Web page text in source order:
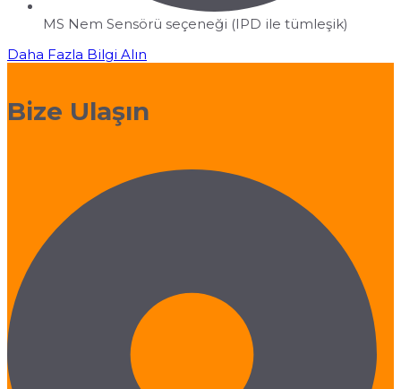
MS Nem Sensörü seçeneği (IPD ile tümleşik)
Daha Fazla Bilgi Alın
Bize Ulaşın